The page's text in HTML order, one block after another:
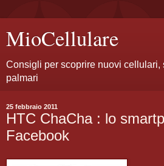
MioCellulare
Consigli per scoprire nuovi cellulari,
palmari
25 febbraio 2011
HTC ChaCha : lo
Facebook